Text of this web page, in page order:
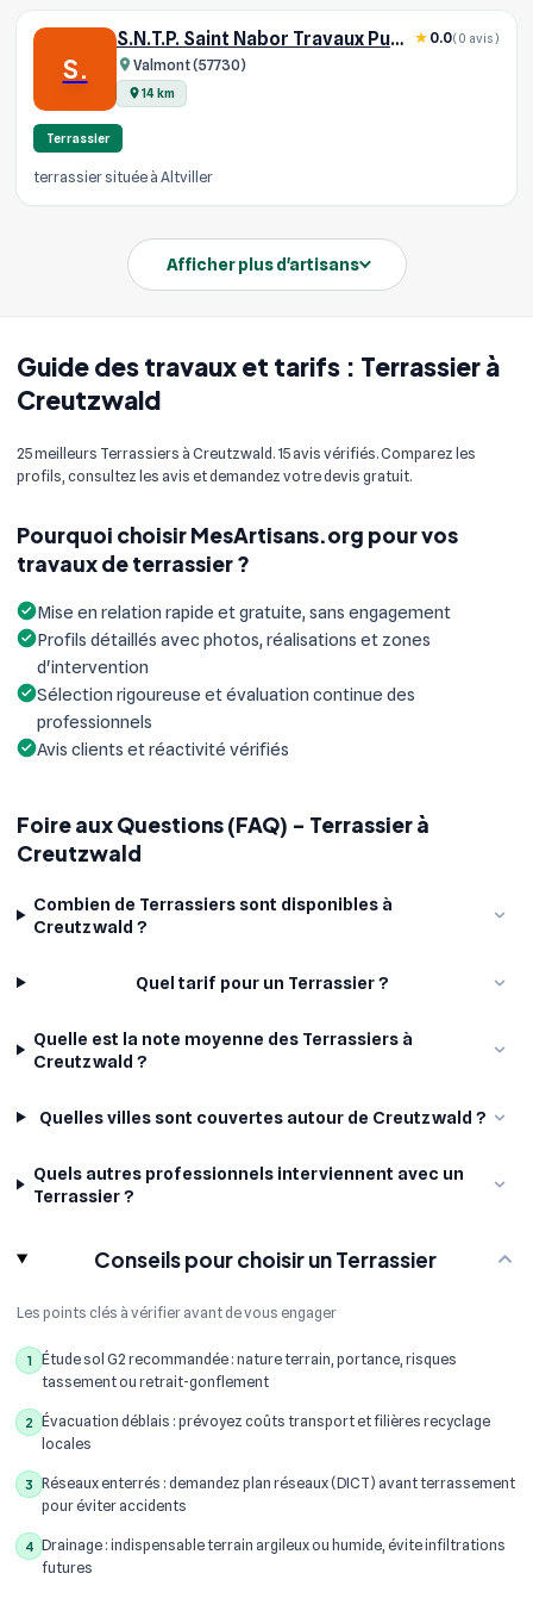
Guide des travaux et tarifs : Terrassier à
Creutzwald
25 meilleurs Terrassiers à Creutzwald. 15 avis vérifiés. Comparez les
profils, consultez les avis et demandez votre devis gratuit.
Pourquoi choisir MesArtisans.org pour vos
travaux de terrassier ?
Mise en relation rapide et gratuite, sans engagement
Profils détaillés avec photos, réalisations et zones
d'intervention
Sélection rigoureuse et évaluation continue des
professionnels
Avis clients et réactivité vérifiés
Foire aux Questions (FAQ) - Terrassier à
Creutzwald
Combien de Terrassiers sont disponibles à
Creutzwald ?
Quel tarif pour un Terrassier ?
Quelle est la note moyenne des Terrassiers à
Creutzwald ?
Quelles villes sont couvertes autour de Creutzwald ?
Quels autres professionnels interviennent avec un
Terrassier ?
Conseils pour choisir un Terrassier
Les points clés à vérifier avant de vous engager
1
Étude sol G2 recommandée : nature terrain, portance, risques
tassement ou retrait-gonflement
2
Évacuation déblais : prévoyez coûts transport et filières recyclage
locales
3
Réseaux enterrés : demandez plan réseaux (DICT) avant terrassement
pour éviter accidents
4 Drainage : indispensable terrain argileux ou humide, évite infiltrations
futures
S.
S.N.T.P. Saint Nabor Travaux Publics-SARL
Valmont (57730)
14 km
0.0(0 avis)
Terrassier
terrassier située à Altviller
Afficher plus d'artisans